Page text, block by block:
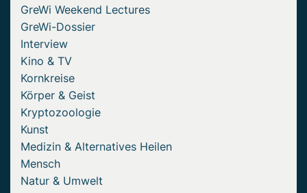
GreWi Weekend Lectures
GreWi-Dossier
Interview
Kino & TV
Kornkreise
Körper & Geist
Kryptozoologie
Kunst
Medizin & Alternatives Heilen
Mensch
Natur & Umwelt